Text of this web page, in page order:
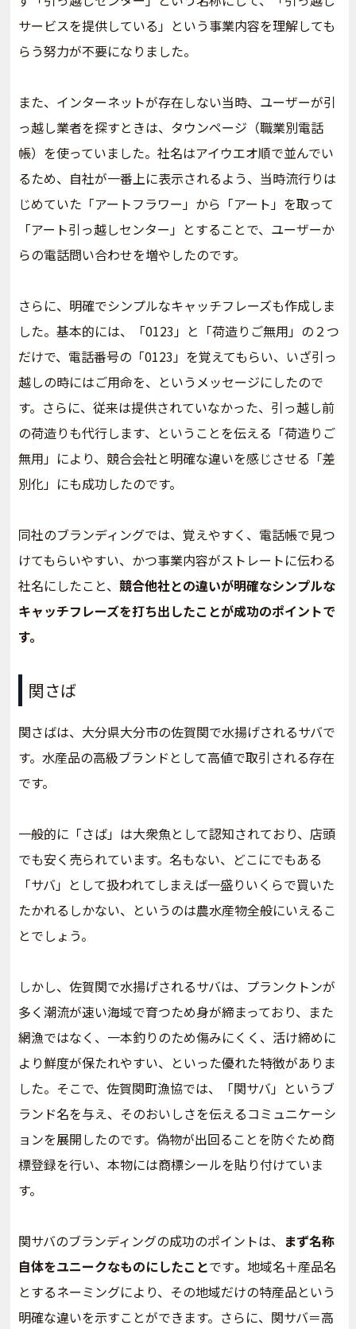
サービスを提供している」という事業内容を理解しても
らう努力が不要になりました。
また、インターネットが存在しない当時、ユーザーが引
っ越し業者を探すときは、タウンページ（職業別電話
帳）を使っていました。社名はアイウエオ順で並んでい
るため、自社が一番上に表示されるよう、当時流行りは
じめていた「アートフラワー」から「アート」を取って
「アート引っ越しセンター」とすることで、ユーザーか
らの電話問い合わせを増やしたのです。
さらに、明確でシンプルなキャッチフレーズも作成しま
した。基本的には、「0123」と「荷造りご無用」の２つ
だけで、電話番号の「0123」を覚えてもらい、いざ引っ
越しの時にはご用命を、というメッセージにしたので
す。さらに、従来は提供されていなかった、引っ越し前
の荷造りも代行します、ということを伝える「荷造りご
無用」により、競合会社と明確な違いを感じさせる「差
別化」にも成功したのです。
同社のブランディングでは、覚えやすく、電話帳で見つ
けてもらいやすい、かつ事業内容がストレートに伝わる
社名にしたこと、競合他社との違いが明確なシンプルな
キャッチフレーズを打ち出したことが成功のポイントで
す。
関さば
関さばは、大分県大分市の佐賀関で水揚げされるサバで
す。水産品の高級ブランドとして高値で取引される存在
です。
一般的に「さば」は大衆魚として認知されており、店頭
でも安く売られています。名もない、どこにでもある
「サバ」として扱われてしまえば一盛りいくらで買いた
たかれるしかない、というのは農水産物全般にいえるこ
とでしょう。
しかし、佐賀関で水揚げされるサバは、プランクトンが
多く潮流が速い海域で育つため身が締まっており、また
網漁ではなく、一本釣りのため傷みにくく、活け締めに
より鮮度が保たれやすい、といった優れた特徴がありま
した。そこで、佐賀関町漁協では、「関サバ」というブ
ランド名を与え、そのおいしさを伝えるコミュニケーシ
ョンを展開したのです。偽物が出回ることを防ぐため商
標登録を行い、本物には商標シールを貼り付けていま
す。
関サバのブランディングの成功のポイントは、 まず名称
自体をユニークなものにしたことです。地域名＋産品名
とするネーミングにより、その地域だけの特産品という
明確な違いを示すことができます。さらに、関サバ＝高